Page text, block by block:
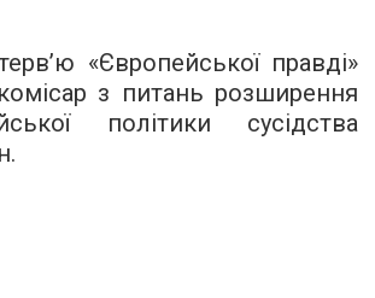
«Європейської правді»
з питань розширення
політики сусідства